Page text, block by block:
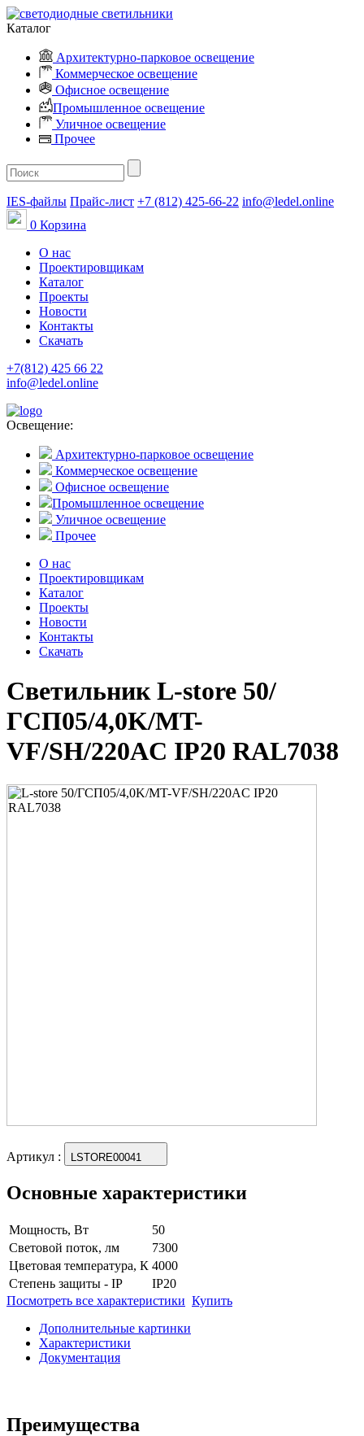
Каталог
Архитектурно-парковое освещение
Коммерческое освещение
Офисное освещение
Промышленное освещение
Уличное освещение
Прочее
IES-файлы Прайс-лист +7 (812) 425-66-22 info@ledel.online
0 Корзина
О нас
Проектировщикам
Каталог
Проекты
Новости
Контакты
Скачать
+7(812) 425 66 22
info@ledel.online
Освещение:
Архитектурно-парковое освещение
Коммерческое освещение
Офисное освещение
Промышленное освещение
Уличное освещение
Прочее
О нас
Проектировщикам
Каталог
Проекты
Новости
Контакты
Скачать
Светильник L-store 50/
ГСП05/4,0K/MT-
VF/SH/220AC IP20 RAL7038
Артикул : LSTORE00041
Основные характеристики
Мощность, Вт
50
Световой поток, лм
7300
Цветовая температура, К 4000
Степень защиты - IP
IP20
Посмотреть все характеристики Купить
Дополнительные картинки
Характеристики
Документация
Преимущества